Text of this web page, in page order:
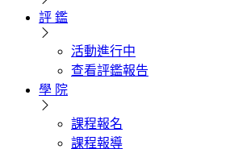
評 鑑
活動進行中
查看評鑑報告
學 院
課程報名
課程報導